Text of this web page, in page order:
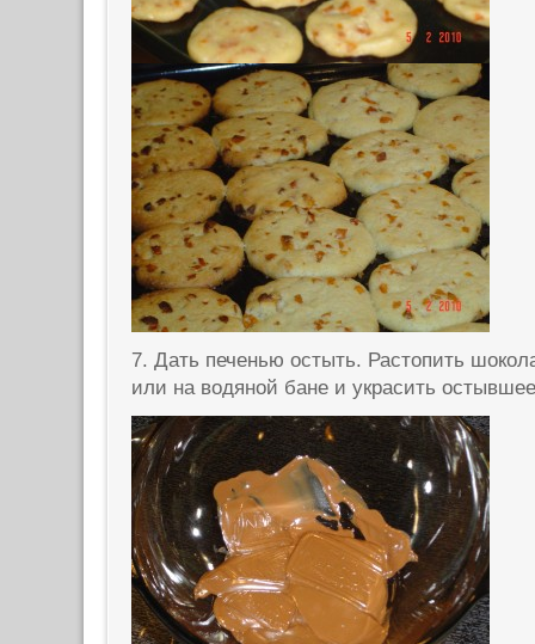
7. Дать печенью остыть. Растопить
или на водяной бане и украсить